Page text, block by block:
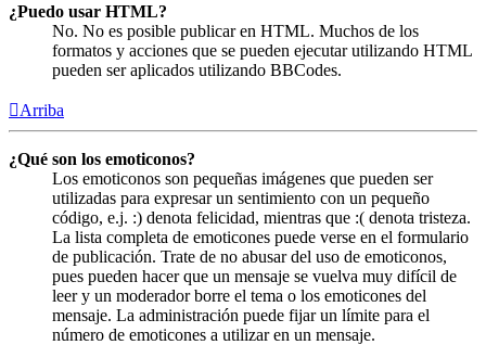
¿Puedo usar HTML?
No. No es posible publicar en HTML. Muchos de los
formatos y acciones que se pueden ejecutar utilizando HTML
pueden ser aplicados utilizando BBCodes.
Arriba
¿Qué son los emoticonos?
Los emoticonos son pequeñas imágenes que pueden ser
utilizadas para expresar un sentimiento con un pequeño
código, e.j. :) denota felicidad, mientras que :( denota tristeza.
La lista completa de emoticones puede verse en el formulario
de publicación. Trate de no abusar del uso de emoticonos,
pues pueden hacer que un mensaje se vuelva muy difícil de
leer y un moderador borre el tema o los emoticones del
mensaje. La administración puede fijar un límite para el
número de emoticones a utilizar en un mensaje.